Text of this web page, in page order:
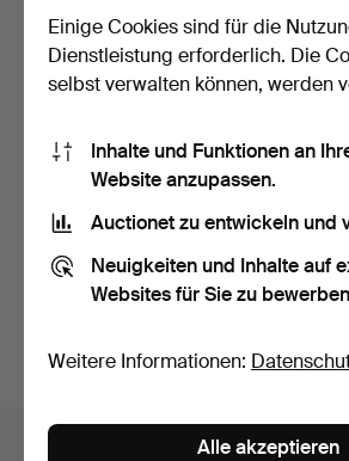
3 Tage
Schätzwert
53 USD
3 Tage
85 USD
Suche speichern
Archivsuchen.
Objekte in Schweden
Einige Cookies sind für die
Dienstleistung erforderlich. Die
selbst verwalten können, werden
Inhalte und Funktionen an
Website anzupassen.
Auctionet zu entwickeln und
Neuigkeiten und Inhalte auf
Websites für Sie zu
Weitere Informationen:
Alle akzeptieren